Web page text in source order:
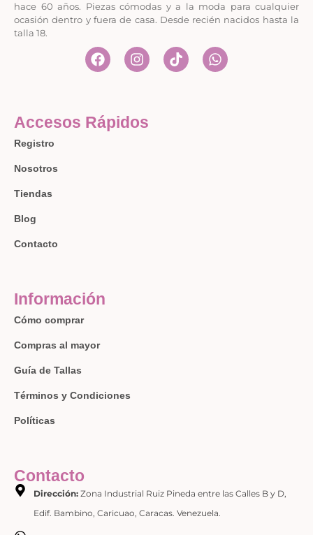
hace 60 años. Piezas cómodas y a la moda para cualquier
ocasión dentro y fuera de casa. Desde recién nacidos hasta la
talla 18.
Accesos Rápidos
Registro
Nosotros
Tiendas
Blog
Contacto
Información
Cómo comprar
Compras al mayor
Guía de Tallas
Términos y Condiciones
Políticas
Contacto
Dirección:Zona Industrial Ruiz Pineda entre las Calles B y D,
Edif. Bambino, Caricuao, Caracas. Venezuela.